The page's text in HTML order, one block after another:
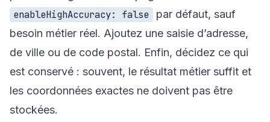
enableHighAccuracy: false
par défaut, sauf
besoin métier réel. Ajoutez une saisie d’adresse,
de ville ou de code postal. Enfin, décidez ce qui
est conservé : souvent, le résultat métier suffit et
les coordonnées exactes ne doivent pas être
stockées.